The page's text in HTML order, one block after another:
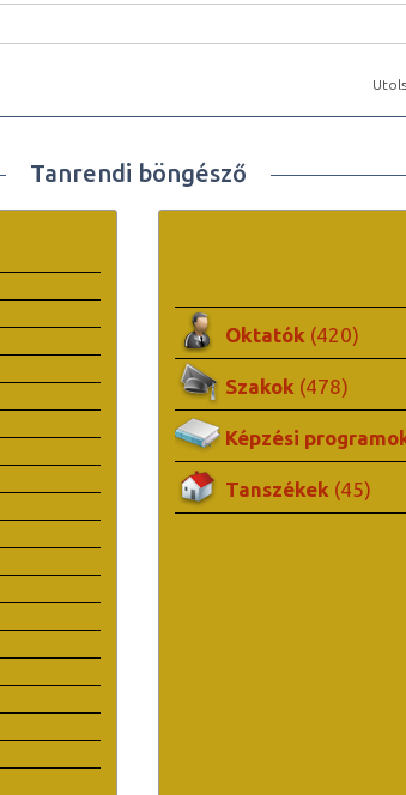
Tanrendi böngésző
Oktatók (420)
Szakok (478)
Képzési
Tanszékek (45)